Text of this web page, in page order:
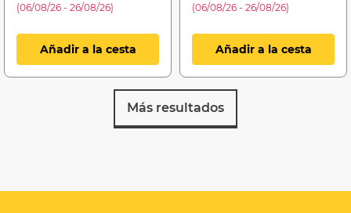
(06/08/26 - 26/08/26)
Añadir a la cesta
(06/08/26 - 26/08/26)
Añadir a la cesta
Más resultados